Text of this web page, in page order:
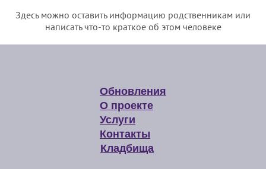
Здесь можно оставить информацию родственникам или
написать что-то краткое об этом человеке
Обновления
О проекте
Услуги
Контакты
Кладбища